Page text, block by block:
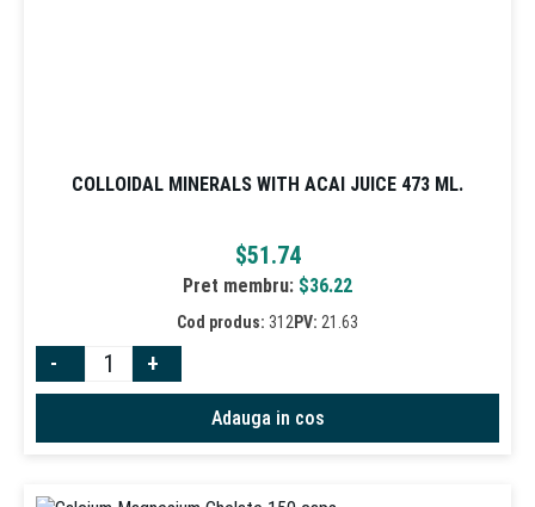
COLLOIDAL MINERALS WITH ACAI JUICE 473 ML.
$51.74
Pret membru: $36.22
Cod produs: 312PV: 21.63
- +
Adauga in cos